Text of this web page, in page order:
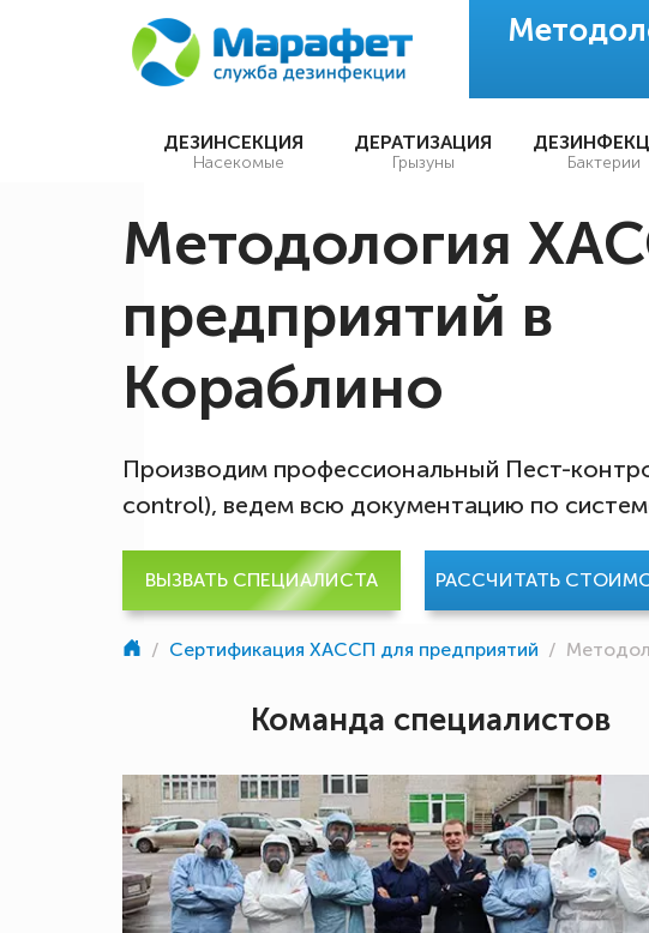
ДЕЗИНСЕКЦИЯ
Насекомые
ДЕРАТИЗАЦИЯ
Грызуны Бактерии
Методология
предприятий в
Кораблино
Производим профессиональный Пест-
control), ведем всю документацию по
ВЫЗВАТЬ СПЕЦИАЛИСТА РАССЧИТАТЬ
/ Сертификация ХАССП для предприятий /
Команда специалистов